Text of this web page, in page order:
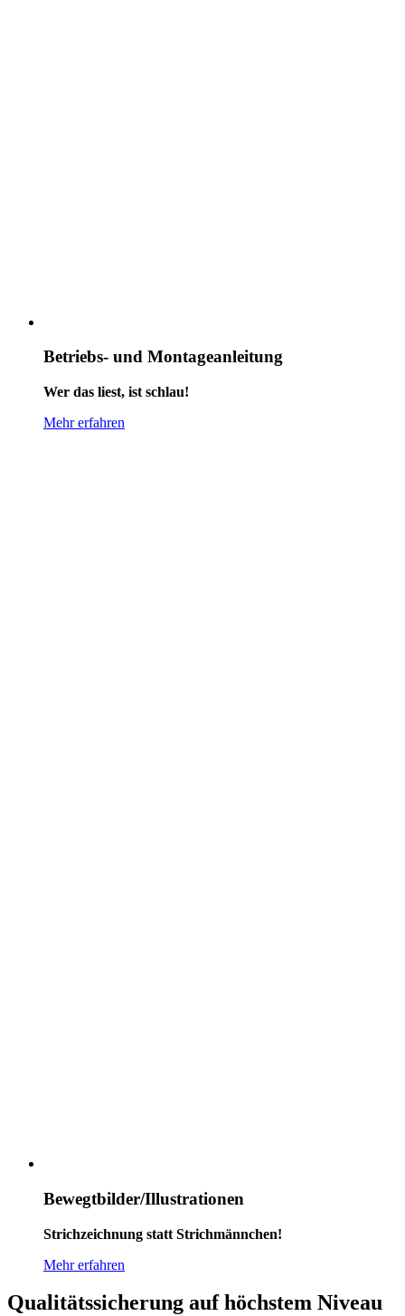
Betriebs- und Montageanleitung
Wer das liest, ist schlau!
Mehr erfahren
Bewegtbilder/​Illustrationen
Strichzeichnung statt Strichmännchen!
Mehr erfahren
Qualitätssicherung auf höchstem Niveau